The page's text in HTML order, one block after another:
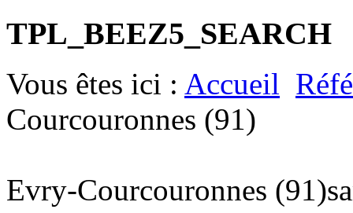
TPL_BEEZ5_SEARCH
Vous êtes ici : Accueil
Courcouronnes (91)
Evry-Courcouronnes (91)